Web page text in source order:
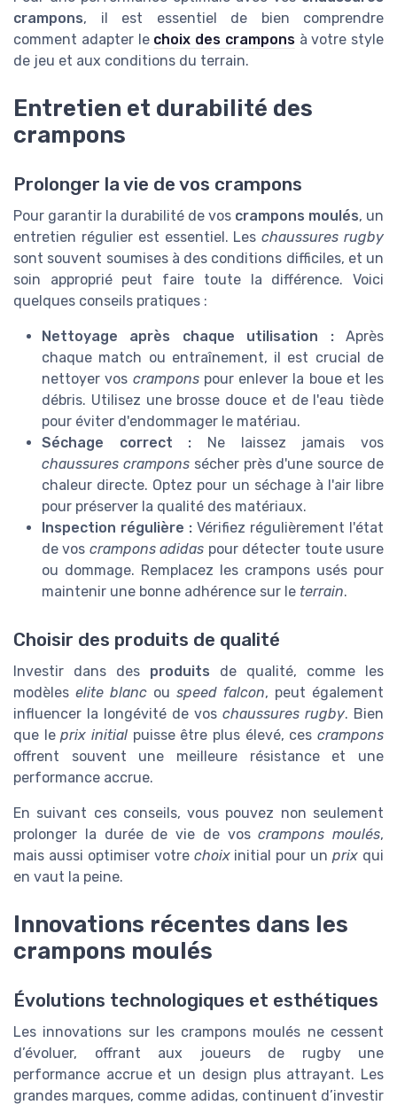
crampons, il est essentiel de bien comprendre
comment adapter le choix des cramponsà votre style
de jeu et aux conditions du terrain.
Entretien et durabilité des
crampons
Prolonger la vie de vos crampons
Pour garantir la durabilité de vos crampons moulés, un
entretien régulier est essentiel. Leschaussures rugby
sont souvent soumises à des conditions difficiles, et un
soin approprié peut faire toute la différence. Voici
quelques conseils pratiques :
Nettoyage après chaque utilisation :Après
chaque match ou entraînement, il est crucial de
nettoyer vos cramponspour enlever la boue et les
débris. Utilisez une brosse douce et de l'eau tiède
pour éviter d'endommager le matériau.
Séchage correct : Ne laissez jamais vos
chaussures cramponssécher près d'une source de
chaleur directe. Optez pour un séchage à l'air libre
pour préserver la qualité des matériaux.
Inspection régulière : Vérifiez régulièrement l'état
de vos crampons adidas pour détecter toute usure
ou dommage. Remplacez les crampons usés pour
maintenir une bonne adhérence sur le terrain.
Choisir des produits de qualité
Investir dans des produits de qualité, comme les
modèles elite blanc ou speed falcon, peut également
influencer la longévité de vos chaussures rugby. Bien
que leprix initial puisse être plus élevé, cescrampons
offrent souvent une meilleure résistance et une
performance accrue.
En suivant ces conseils, vous pouvez non seulement
prolonger la durée de vie de voscrampons moulés,
mais aussi optimiser votre choixinitial pour unprix qui
en vaut la peine.
Innovations récentes dans les
crampons moulés
Évolutions technologiques et esthétiques
Les innovations sur les crampons moulés ne cessent
d’évoluer, offrant aux joueurs de rugby une
performance accrue et un design plus attrayant. Les
grandes marques, comme adidas, continuent d’investir